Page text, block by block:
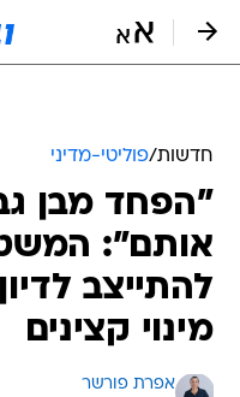
חדשות/פוליטי-מדיני
"הפחד מבן
אותם":
להתייצב
מינוי קצינים
אפרת פורשר